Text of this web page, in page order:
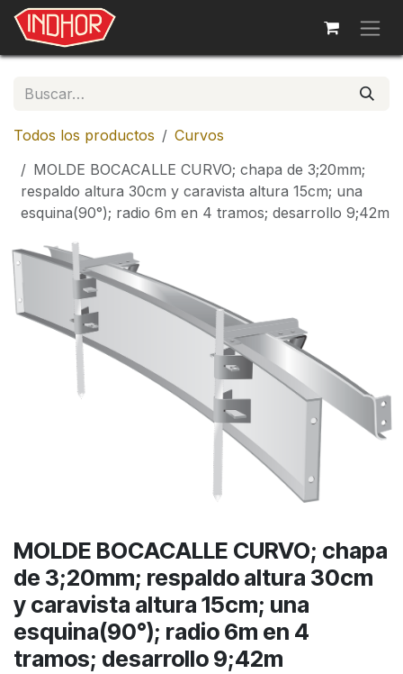
Ir al contenido
Todos los productos
Curvos
MOLDE BOCACALLE CURVO; chapa de 3;20mm;
respaldo altura 30cm y caravista altura 15cm; una
esquina(90°); radio 6m en 4 tramos; desarrollo 9;42m
MOLDE BOCACALLE CURVO; chapa
de 3;20mm; respaldo altura 30cm
y caravista altura 15cm; una
esquina(90°); radio 6m en 4
tramos; desarrollo 9;42m